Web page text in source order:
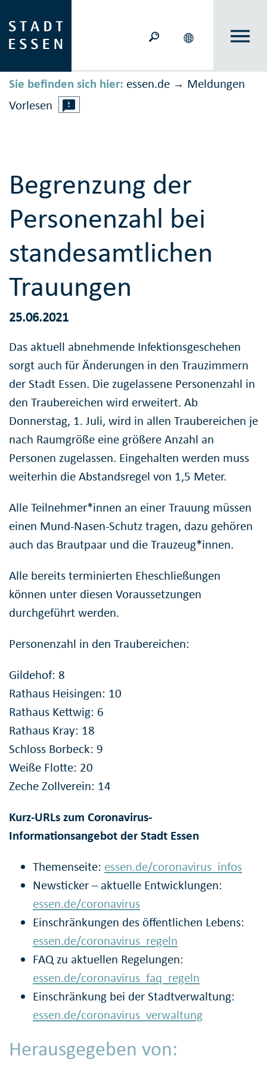
Sie befinden sich hier: essen.de → Meldungen
Vorlesen
Begrenzung der
Personenzahl bei
standesamtlichen
Trauungen
25.06.2021
Das aktuell abnehmende Infektionsgeschehen
sorgt auch für Änderungen in den Trauzimmern
der Stadt Essen. Die zugelassene Personenzahl in
den Traubereichen wird erweitert. Ab
Donnerstag, 1. Juli, wird in allen Traubereichen je
nach Raumgröße eine größere Anzahl an
Personen zugelassen. Eingehalten werden muss
weiterhin die Abstandsregel von 1,5 Meter.
Alle Teilnehmer*innen an einer Trauung müssen
einen Mund-Nasen-Schutz tragen, dazu gehören
auch das Brautpaar und die Trauzeug*innen.
Alle bereits terminierten Eheschließungen
können unter diesen Voraussetzungen
durchgeführt werden.
Personenzahl in den Traubereichen:
Gildehof: 8
Rathaus Heisingen: 10
Rathaus Kettwig: 6
Rathaus Kray: 18
Schloss Borbeck: 9
Weiße Flotte: 20
Zeche Zollverein: 14
Kurz-URLs zum Coronavirus-
Informationsangebot der Stadt Essen
Themenseite: essen.de/coronavirus_infos
Newsticker – aktuelle Entwicklungen:
essen.de/coronavirus
Einschränkungen des öffentlichen Lebens:
essen.de/coronavirus_regeln
FAQ zu aktuellen Regelungen:
essen.de/coronavirus_faq_regeln
Einschränkung bei der Stadtverwaltung:
essen.de/coronavirus_verwaltung
Herausgegeben von: